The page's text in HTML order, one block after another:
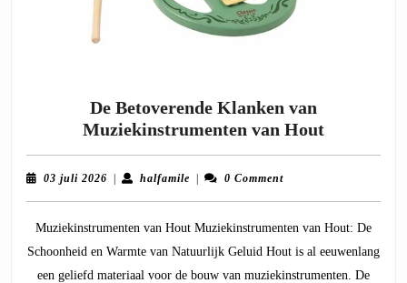
De Betoverende Klanken van
Muziekinstrumenten van HoutDe
van
Hout
03 juli 2026 03| halfamilehalfamile
| 0 Comment
Muziekinstrumenten van Hout Muziekinstrumenten van Hout: De
Schoonheid en Warmte van Natuurlijk Geluid Hout is al eeuwenlang
een geliefd materiaal voor de bouw van muziekinstrumenten. De